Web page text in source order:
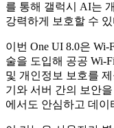
를 통해 갤럭시 AI는
강력하게 보호할 수 있
이번 One UI 8.0은
술을 도입해 공공 Wi-
및 개인정보 보호를
기와 서버 간의 보안
에서도 안심하고 데이